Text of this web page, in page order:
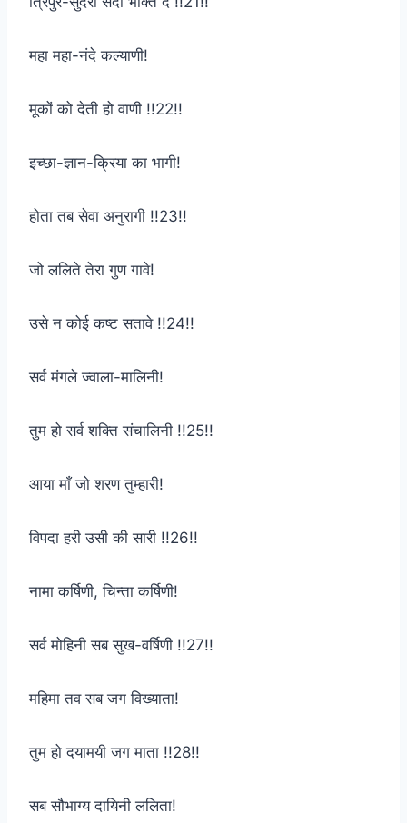
महा महा-नंदे कल्याणी!
मूकों को देती हो वाणी !!22!!
इच्छा-ज्ञान-क्रिया का भागी!
होता तब सेवा अनुरागी !!23!!
जो ललिते तेरा गुण गावे!
उसे न कोई कष्ट सतावे !!24!!
सर्व मंगले ज्वाला-मालिनी!
तुम हो सर्व शक्ति संचालिनी !!25!!
आया माँ जो शरण तुम्हारी!
विपदा हरी उसी की सारी !!26!!
नामा कर्षिणी, चिन्ता कर्षिणी!
सर्व मोहिनी सब सुख-वर्षिणी !!27!!
महिमा तव सब जग विख्याता!
तुम हो दयामयी जग माता !!28!!
सब सौभाग्य दायिनी ललिता!